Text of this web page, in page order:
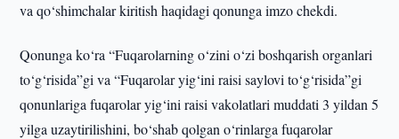
va qo‘shimchalar kiritish haqidagi qonunga imzo chekdi.
Qonunga ko‘ra “Fuqarolarning o‘zini o‘zi boshqarish organlari
to‘g‘risida”gi va “Fuqarolar yig‘ini raisi saylovi to‘g‘risida”gi
qonunlariga fuqarolar yig‘ini raisi vakolatlari muddati 3 yildan 5
yilga uzaytirilishini, bo‘shab qolgan o‘rinlarga fuqarolar